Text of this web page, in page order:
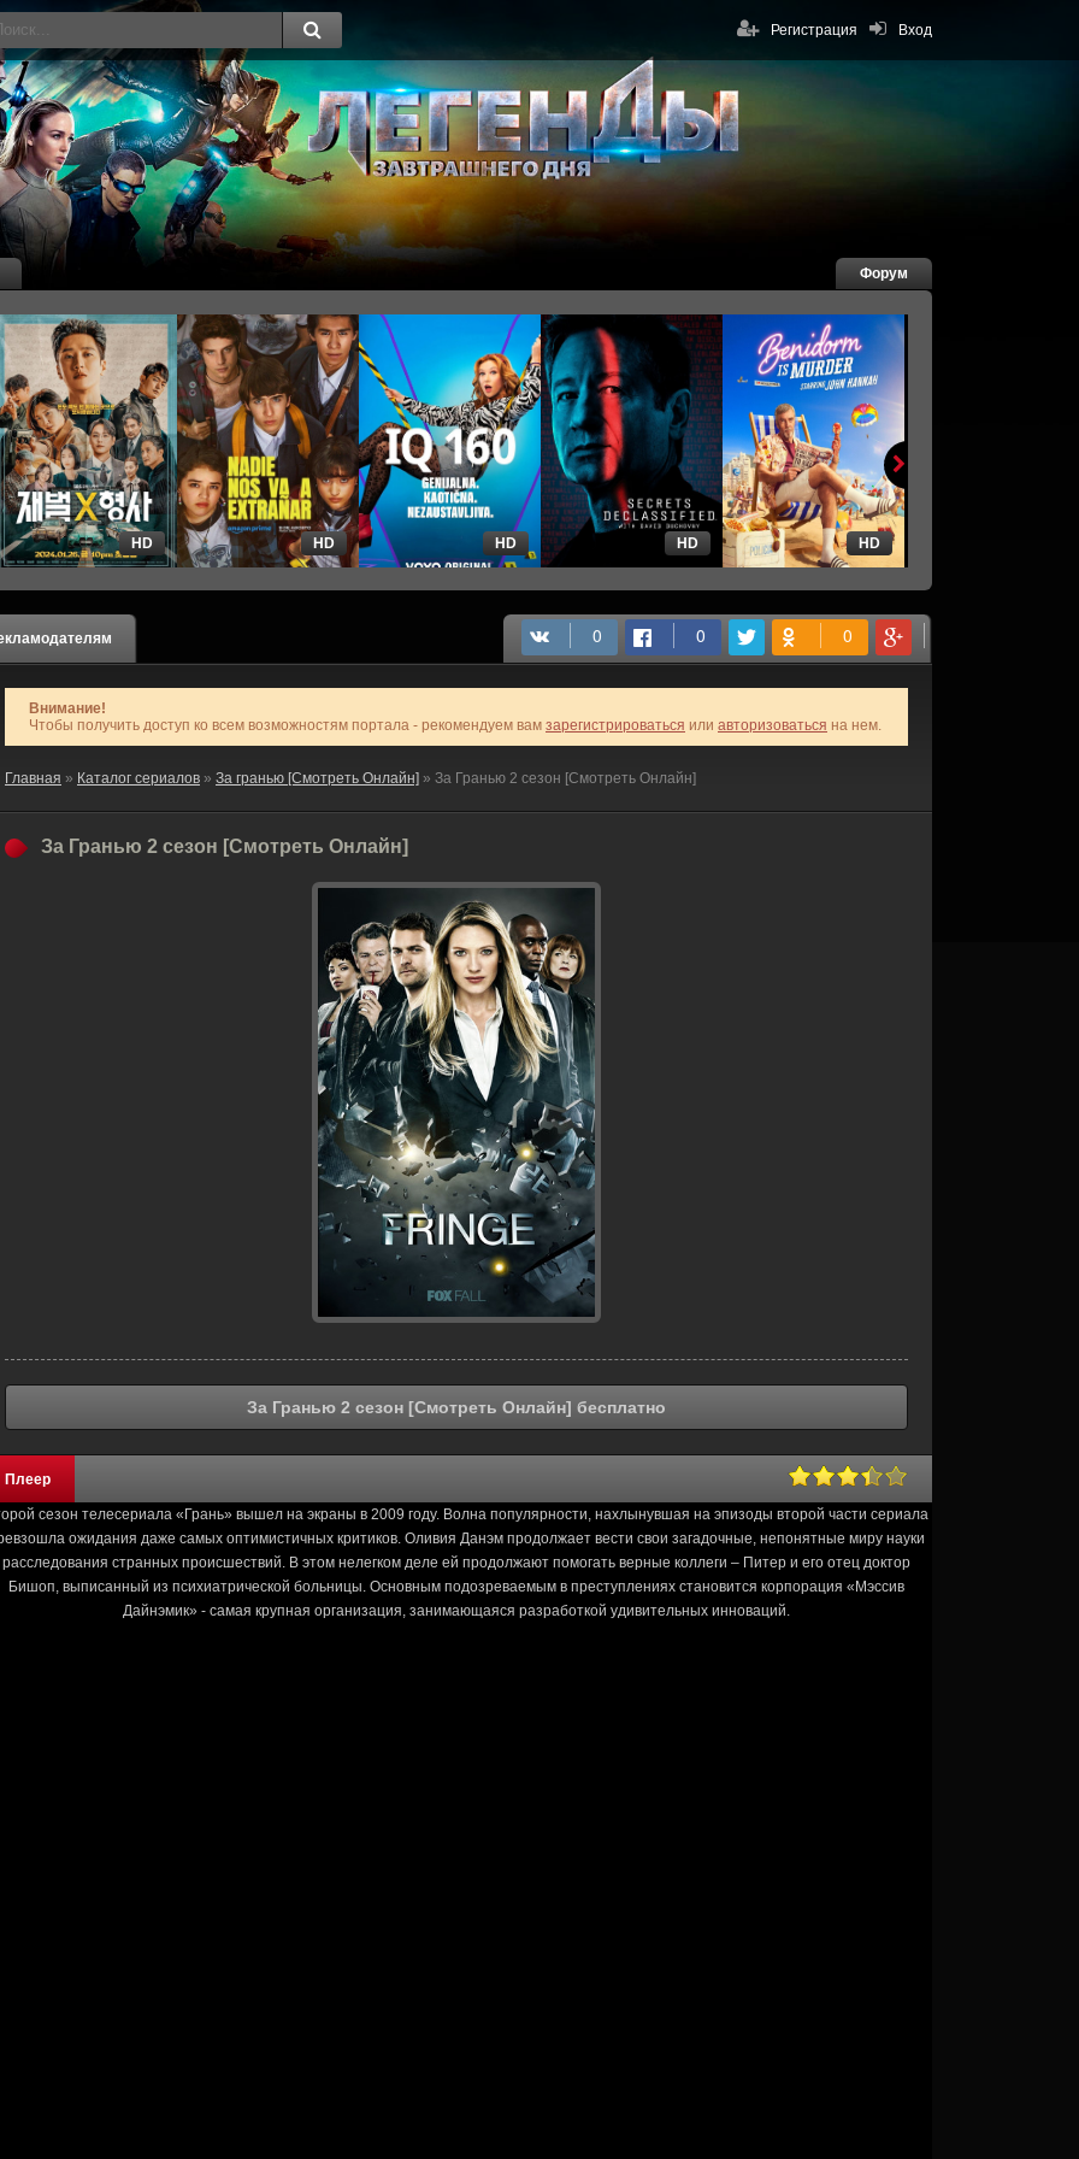
Вход
Регистрация
Форум
HD HD HD HD HD
Внимание!
Чтобы получить доступ ко всем возможностям портала - рекомендуем вам зарегистрироваться или авторизоваться на нем.
Главная » Каталог сериалов » За гранью [Смотреть Онлайн] » За Гранью 2 сезон [Смотреть Онлайн]
За Гранью 2 сезон [Смотреть Онлайн]
За Гранью 2 сезон [Смотреть Онлайн] бесплатно
Плеер
сезон телесериала «Грань» вышел на экраны в 2009 году. Волна популярности, нахлынувшая на эпизоды второй части сериала
ожидания даже самых оптимистичных критиков. Оливия Данэм продолжает вести свои загадочные, непонятные миру науки
расследования странных происшествий. В этом нелегком деле ей продолжают помогать верные коллеги – Питер и его отец доктор
Бишоп, выписанный из психиатрической больницы. Основным подозреваемым в преступлениях становится корпорация «Мэссив
Дайнэмик» - самая крупная организация, занимающаяся разработкой удивительных инноваций.